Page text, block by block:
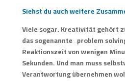
Siehst du auch weitere
Viele sogar. Kreativität gehört
das sogenannte „problem
Reaktionszeit von wenigen
Sekunden. Und man muss
Verantwortung übernehmen